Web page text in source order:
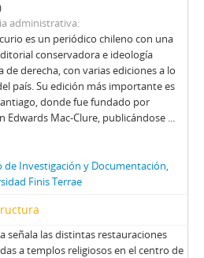
administrativa
es un periódico chileno con una
conservadora e ideología
de derecha, con varias ediciones a lo
país. Su edición más importante es
donde fue fundado por
Edwards Mac-Clure, publicándose ...
de Investigación y Documentación,
Finis Terrae
señala las distintas restauraciones
a templos religiosos en el centro de